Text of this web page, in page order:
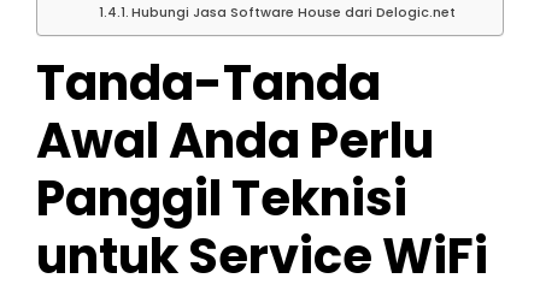
Hubungi Jasa Software House dari Delogic.net
Tanda-Tanda
Awal Anda Perlu
Panggil Teknisi
untuk Service WiFi